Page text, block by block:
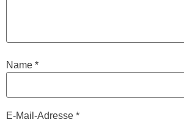
Name *
E-Mail-Adresse *